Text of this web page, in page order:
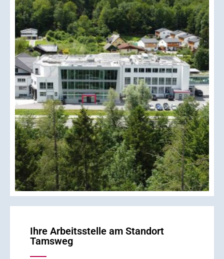
Ihre Arbeitsstelle am Standort
Tamsweg